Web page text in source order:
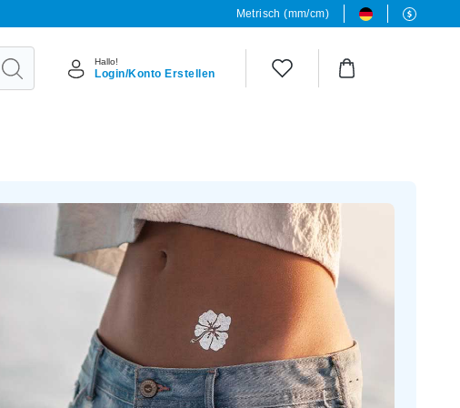
Metrisch (mm/cm)
Hallo!
Login/Konto Erstellen